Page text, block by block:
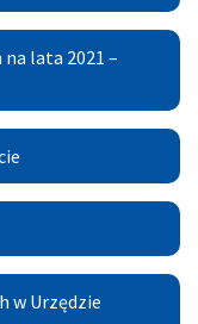
lata 2021 –
w Urzędzie